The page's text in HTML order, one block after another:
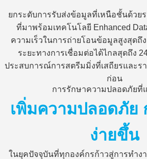
ยกระดับการรับส่งข้อมูลที่เหนือชั้นด้วย
ที่มาพร้อมเทคโนโลยี Enhanced
ความเร็วในการถ่ายโอนข้อมูลสูงสุดถึ
ระยะทางการเชื่อมต่อได้ไกลสุดถึง
ประสบการณ์การสตรีมมิ่งที่เสถียรและร
ก่อน
การรักษาความปลอดภัยที่
เพิ่มความปลอดภัย
ง่ายขึ้น
ในยุคปัจจุบันที่ทุกองค์กรก้าวสู่การทำง